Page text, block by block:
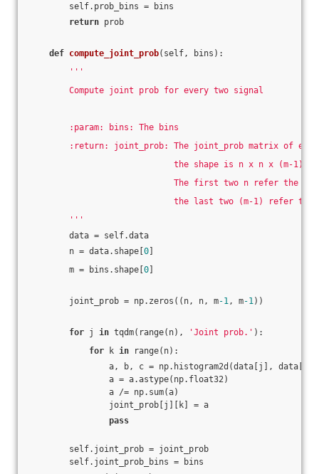
self.prob_bins = bins
return prob
def compute_joint_prob(self, bins) :
'''
Compute joint prob for every two signal
:param: bins: The bins
:return: joint_prob: The joint_prob matrix of every
the shape is n x n x (m-1) x
The first two n refer the signal
the last two (m-1) refer the
'''
data = self.data
n = data.shape[ 0
m = bins.shape[ 0
joint_prob = np.zeros((n, n, m-1, m-1))
for j in tqdm(range(n), 'Joint prob.' ):
for k in range(n):
a, b, c = np.histogram2d(data[j], data[k],
a = a.astype(np.float32)
a /= np.sum(a)
joint_prob[j][k] = a
pass
self.joint_prob = joint_prob
self.joint_prob_bins = bins